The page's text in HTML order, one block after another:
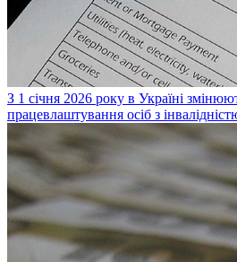
З 1 січня 2026 року в Україні
працевлаштування осіб з